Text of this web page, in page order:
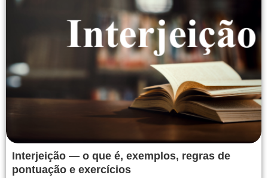
Interjeição — o que é, exemplos, regras de
pontuação e exercícios